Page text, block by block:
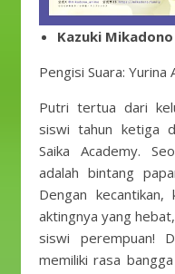
Kazuki Mikadono
Pengisi Suara: Yurina
Putri tertua dari
siswi tahun ketiga
Saika Academy.
adalah bintang
Dengan kecantikan,
aktingnya yang
siswi perempuan!
memiliki rasa